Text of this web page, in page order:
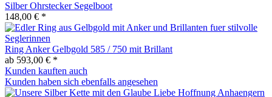
Silber Ohrstecker Segelboot
148,00 € *
Ring Anker Gelbgold 585 / 750 mit Brillant
ab 593,00 € *
Kunden kauften auch
Kunden haben sich ebenfalls angesehen